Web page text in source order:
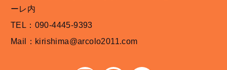
ーレ内
TEL：090-4445-9393
Mail：kirishima@arcolo2011.com